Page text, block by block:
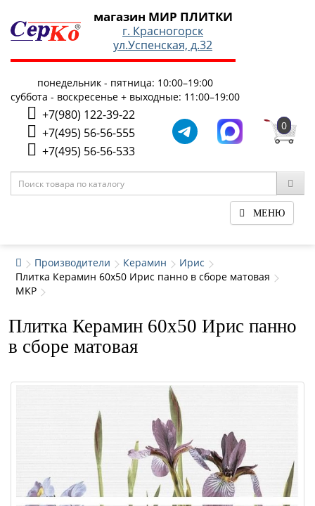
магазин МИР ПЛИТКИ
г. Красногорск
ул.Успенская, д.32
понедельник - пятница: 10:00–19:00
суббота - воскресенье + выходные: 11:00–19:00
+7(980) 122-39-22
+7(495) 56-56-555
+7(495) 56-56-533
0
МЕНЮ
Производители Керамин
Ирис
Плитка Керамин 60x50 Ирис панно в сборе матовая
MKP
Плитка Керамин 60x50 Ирис панно
в сборе матовая